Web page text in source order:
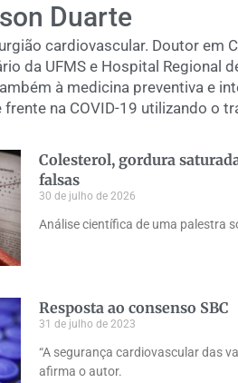
Duarte
cardiovascular. Doutor em
da UFMS e Hospital Regional
à medicina preventiva e
frente na COVID-19 utilizando o
Colesterol, gordura
falsas
30 de julho de 2026
Análise científica de uma palestra
Resposta ao consenso SBC
31 de julho de 2023
“A segurança cardiovascular das
afirma o autor.